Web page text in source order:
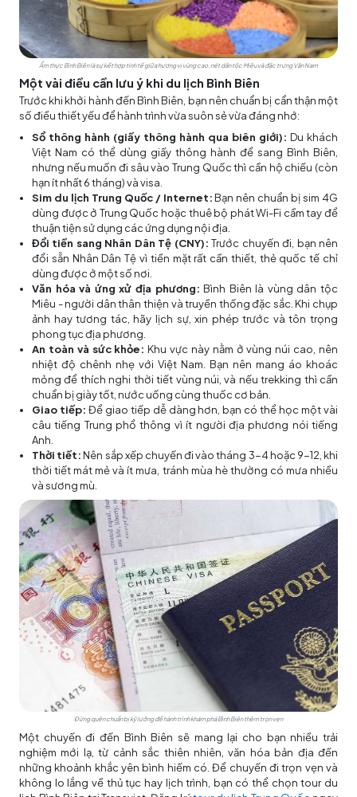
Ẩm thực Bình Biên là sự kết hợp tinh tế giữa hương vị vùng cao, nét dân tộc Miêu và đặc trưng Vân Nam
Một vài điều cần lưu ý khi du lịch Bình Biên
Trước khi khởi hành đến Bình Biên, bạn nên chuẩn bị cẩn thận một
số điều thiết yếu để hành trình vừa suôn sẻ vừa đáng nhớ:
Sổ thông hành (giấy thông hành qua biên giới): Du khách
Việt Nam có thể dùng giấy thông hành để sang Bình Biên,
nhưng nếu muốn đi sâu vào Trung Quốc thì cần hộ chiếu (còn
hạn ít nhất 6 tháng) và visa.
Sim du lịch Trung Quốc / Internet:Bạn nên chuẩn bị sim 4G
dùng được ở Trung Quốc hoặc thuê bộ phát Wi-Fi cầm tay để
thuận tiện sử dụng các ứng dụng nội địa.
Đổi tiền sang Nhân Dân Tệ (CNY): Trước chuyến đi, bạn nên
đổi sẵn Nhân Dân Tệ vì tiền mặt rất cần thiết, thẻ quốc tế chỉ
dùng được ở một số nơi.
Văn hóa và ứng xử địa phương: Bình Biên là vùng dân tộc
Miêu - người dân thân thiện và truyền thống đặc sắc. Khi chụp
ảnh hay tương tác, hãy lịch sự, xin phép trước và tôn trọng
phong tục địa phương.
An toàn và sức khỏe: Khu vực này nằm ở vùng núi cao, nên
nhiệt độ chênh nhẹ với Việt Nam. Bạn nên mang áo khoác
mỏng để thích nghi thời tiết vùng núi, và nếu trekking thì cần
chuẩn bị giày tốt, nước uống cùng thuốc cơ bản.
Giao tiếp: Để giao tiếp dễ dàng hơn, bạn có thể học một vài
câu tiếng Trung phổ thông vì ít người địa phương nói tiếng
Anh.
Thời tiết:Nên sắp xếp chuyến đi vào tháng 3-4 hoặc 9-12, khi
thời tiết mát mẻ và ít mưa, tránh mùa hè thường có mưa nhiều
và sương mù.
Đừng quên chuẩn bị kỹ lưỡng để hành trình khám phá Bình Biên thêm trọn vẹn
Một chuyến đi đến Bình Biên sẽ mang lại cho bạn nhiều trải
nghiệm mới lạ, từ cảnh sắc thiên nhiên, văn hóa bản địa đến
những khoảnh khắc yên bình hiếm có. Để chuyến đi trọn vẹn và
không lo lắng về thủ tục hay lịch trình, bạn có thể chọn tour du